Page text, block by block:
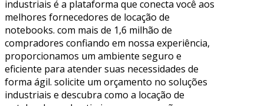
industriais é a plataforma que conecta você aos
melhores fornecedores de locação de
notebooks. com mais de 1,6 milhão de
compradores confiando em nossa experiência,
proporcionamos um ambiente seguro e
eficiente para atender suas necessidades de
forma ágil. solicite um orçamento no soluções
industriais e descubra como a locação de